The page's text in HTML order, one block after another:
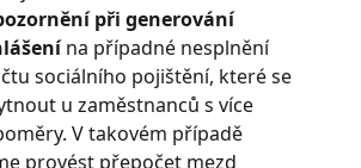
při generování
na případné nesplnění
sociálního pojištění, které se
u zaměstnanců s více
V takovém případě
provést přepočet mezd